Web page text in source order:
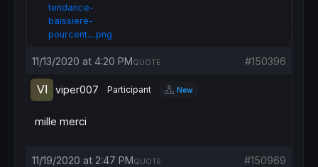
tendance-
baissiere-
pourcent....png
11/13/2020 at 4:20 PM #150396
QUOTE
viper007 Participant New
mille merci
11/19/2020 at 2:47 PM #150969
QUOTE